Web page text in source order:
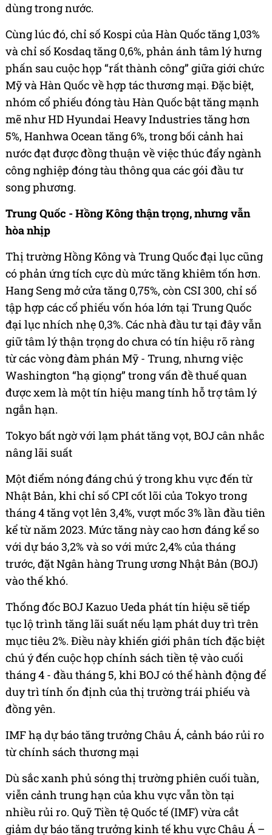
dùng trong nước.
Cùng lúc đó, chỉ số Kospi của Hàn Quốc tăng 1,03%
và chỉ số Kosdaq tăng 0,6%, phản ánh tâm lý hưng
phấn sau cuộc họp “rất thành công” giữa giới chức
Mỹ và Hàn Quốc về hợp tác thương mại. Đặc biệt,
nhóm cổ phiếu đóng tàu Hàn Quốc bật tăng mạnh
mẽ như HD Hyundai Heavy Industries tăng hơn
5%, Hanhwa Ocean tăng 6%, trong bối cảnh hai
nước đạt được đồng thuận về việc thúc đẩy ngành
công nghiệp đóng tàu thông qua các gói đầu tư
song phương.
Trung Quốc - Hồng Kông thận trọng, nhưng vẫn
hòa nhịp
Thị trường Hồng Kông và Trung Quốc đại lục cũng
có phản ứng tích cực dù mức tăng khiêm tốn hơn.
Hang Seng mở cửa tăng 0,75%, còn CSI 300, chỉ số
tập hợp các cổ phiếu vốn hóa lớn tại Trung Quốc
đại lục nhích nhẹ 0,3%. Các nhà đầu tư tại đây vẫn
giữ tâm lý thận trọng do chưa có tín hiệu rõ ràng
từ các vòng đàm phán Mỹ - Trung, nhưng việc
Washington “hạ giọng” trong vấn đề thuế quan
được xem là một tín hiệu mang tính hỗ trợ tâm lý
ngắn hạn.
Tokyo bất ngờ với lạm phát tăng vọt, BOJ cân nhắc
nâng lãi suất
Một điểm nóng đáng chú ý trong khu vực đến từ
Nhật Bản, khi chỉ số CPI cốt lõi của Tokyo trong
tháng 4 tăng vọt lên 3,4%, vượt mốc 3% lần đầu tiên
kể từ năm 2023. Mức tăng này cao hơn đáng kể so
với dự báo 3,2% và so với mức 2,4% của tháng
trước, đặt Ngân hàng Trung ương Nhật Bản (BOJ)
vào thế khó.
Thống đốc BOJ Kazuo Ueda phát tín hiệu sẽ tiếp
tục lộ trình tăng lãi suất nếu lạm phát duy trì trên
mục tiêu 2%. Điều này khiến giới phân tích đặc biệt
chú ý đến cuộc họp chính sách tiền tệ vào cuối
tháng 4 - đầu tháng 5, khi BOJ có thể hành động để
duy trì tính ổn định của thị trường trái phiếu và
đồng yên.
IMF hạ dự báo tăng trưởng Châu Á, cảnh báo rủi ro
từ chính sách thương mại
Dù sắc xanh phủ sóng thị trường phiên cuối tuần,
viễn cảnh trung hạn của khu vực vẫn tồn tại
nhiều rủi ro. Quỹ Tiền tệ Quốc tế (IMF) vừa cắt
giảm dự báo tăng trưởng kinh tế khu vực Châu Á –